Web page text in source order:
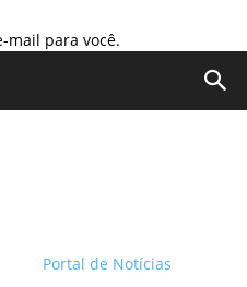
mail para você.
Portal de Notícias